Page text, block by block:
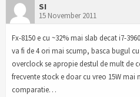
SI
15 November 2011
Fx-8150 e cu ~32% mai slab decat i7-
va fi de 4 ori mai scump, basca bugul
overclock se apropie destul de mult de
frecvente stock e doar cu vreo 15W mai
comparatie…